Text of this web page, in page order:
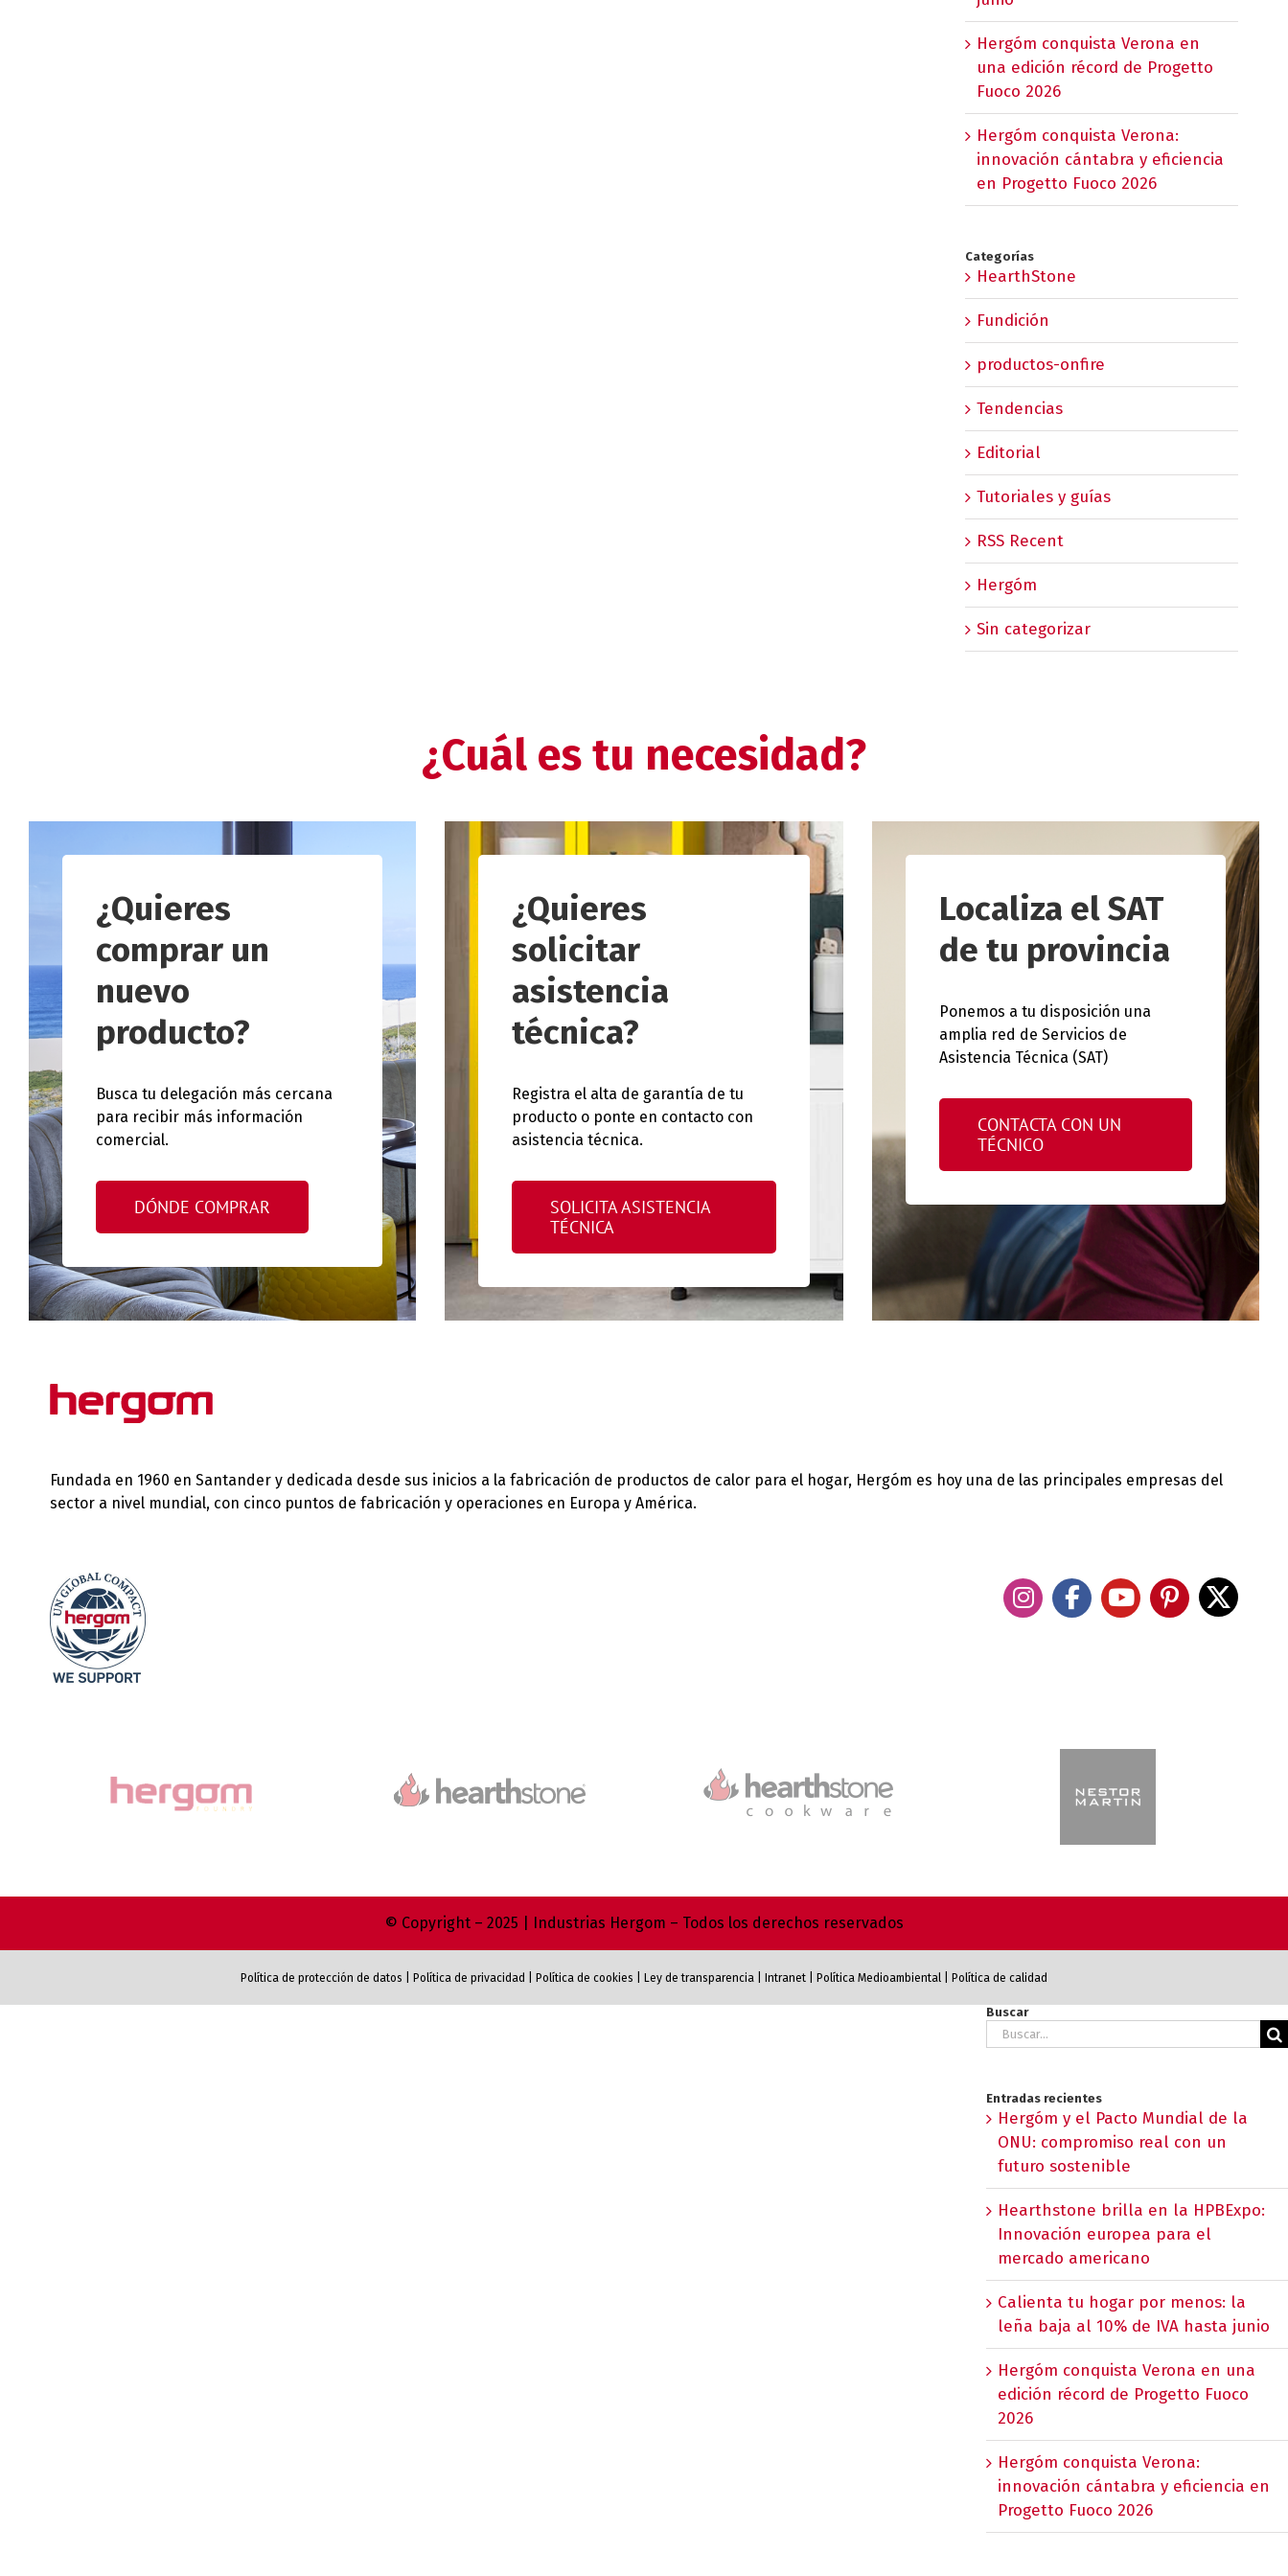
Hergóm conquista Verona en
una edición récord de Progetto
Fuoco 2026
Hergóm conquista Verona:
innovación cántabra y eficiencia
en Progetto Fuoco 2026
Categorías
HearthStone
Fundición
productos-onfire
Tendencias
Editorial
Tutoriales y guías
RSS Recent
Hergóm
Sin categorizar
¿Cuál es tu necesidad?
¿Quieres
comprar un
nuevo
producto?
Busca tu delegación más cercana
para recibir más información
comercial.
DÓNDE COMPRAR
¿Quieres
solicitar
asistencia
técnica?
Registra el alta de garantía de tu
producto o ponte en contacto con
asistencia técnica.
SOLICITA ASISTENCIA
TÉCNICA
Localiza el SAT
de tu provincia
Ponemos a tu disposición una
amplia red de Servicios de
Asistencia Técnica (SAT)
CONTACTA CON UN
TÉCNICO
Fundada en 1960 en Santander y dedicada desde sus inicios a la fabricación de productos de calor para el hogar, Hergóm es hoy una de las principales empresas del
sector a nivel mundial, con cinco puntos de fabricación y operaciones en Europa y América.
© Copyright – 2025 | Industrias Hergom – Todos los derechos reservados
Política de protección de datos Política de privacidad Política de cookies Ley de transparencia Intranet Política Medioambiental Política de calidad
Buscar
Buscar:
Entradas recientes
Hergóm y el Pacto Mundial de la
ONU: compromiso real con un
futuro sostenible
Hearthstone brilla en la HPBExpo:
Innovación europea para el
mercado americano
Calienta tu hogar por menos: la
leña baja al 10% de IVA hasta junio
Hergóm conquista Verona en una
edición récord de Progetto Fuoco
2026
Hergóm conquista Verona:
innovación cántabra y eficiencia en
Progetto Fuoco 2026